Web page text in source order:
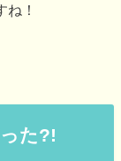
！
た?!